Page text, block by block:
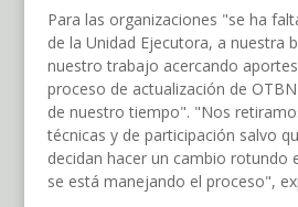
Para las organizaciones "se ha
de la Unidad Ejecutora, a nuestra
nuestro trabajo acercando
proceso de actualización de
de nuestro tiempo". "Nos
técnicas y de participación salvo
decidan hacer un cambio rotundo
se está manejando el proceso",